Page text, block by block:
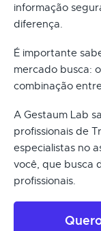
informação
diferença.
É importante
mercado busca:
combinação
A Gestaum Lab
profissionais de
especialistas no
você, que busca
profissionais.